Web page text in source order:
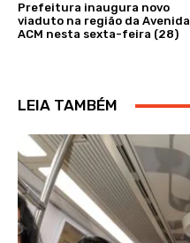
Prefeitura inaugura novo
viaduto na região da Avenida
ACM nesta sexta-feira (28)
LEIA TAMBÉM